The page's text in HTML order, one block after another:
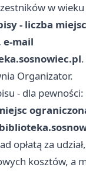
w
- liczba
e-mail
Organizator.
- dla pewności:
opłatą za
kosztów, a